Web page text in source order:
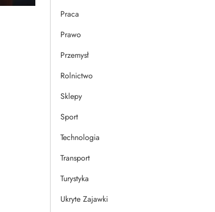
Praca
Prawo
Przemysł
Rolnictwo
Sklepy
Sport
Technologia
Transport
Turystyka
Ukryte Zajawki